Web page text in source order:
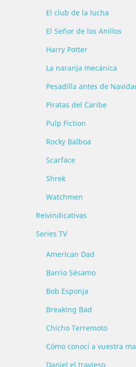
El club de la lucha
El Señor de los Anillos
Harry Potter
La naranja mecánica
Pesadilla antes de
Piratas del Caribe
Pulp Fiction
Rocky Balboa
Scarface
Shrek
Watchmen
Reivindicativas
Series TV
American Dad
Barrio Sésamo
Bob Esponja
Breaking Bad
Chicho Terremoto
Cómo conocí a vuestra
Daniel el travieso